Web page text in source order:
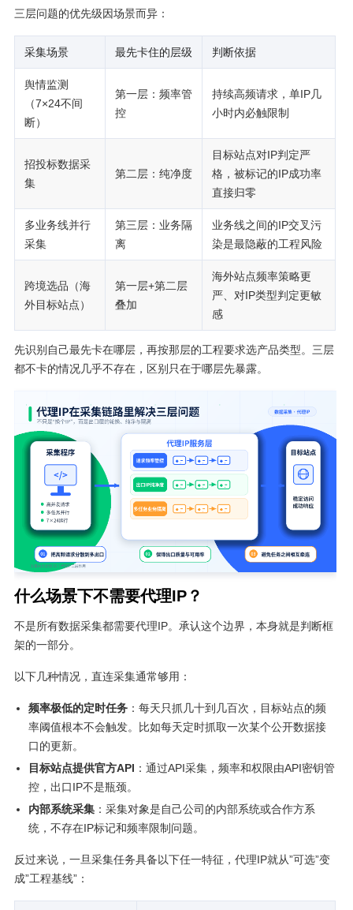
三层问题的优先级因场景而异：
采集场景 最先卡住的层级 判断依据
舆情监测
（7×24不间
断）
第一层：频率管
控
持续高频请求，单IP几
小时内必触限制
招投标数据采
集
第二层：纯净度
目标站点对IP判定严
格，被标记的IP成功率
直接归零
多业务线并行
采集
第三层：业务隔
离
业务线之间的IP交叉污
染是最隐蔽的工程风险
跨境选品（海
外目标站点）
第一层+第二层
叠加
海外站点频率策略更
严、对IP类型判定更敏
感
先识别自己最先卡在哪层，再按那层的工程要求选产品类型。三层
都不卡的情况几乎不存在，区别只在于哪层先暴露。
什么场景下不需要代理IP？
不是所有数据采集都需要代理IP。承认这个边界，本身就是判断框
架的一部分。
以下几种情况，直连采集通常够用：
频率极低的定时任务：每天只抓几十到几百次，目标站点的频
率阈值根本不会触发。比如每天定时抓取一次某个公开数据接
口的更新。
目标站点提供官方API ：通过API采集，频率和权限由API密钥管
控，出口IP不是瓶颈。
内部系统采集：采集对象是自己公司的内部系统或合作方系
统，不存在IP标记和频率限制问题。
反过来说，一旦采集任务具备以下任一特征，代理IP就从”可选”变
成”工程基线”：